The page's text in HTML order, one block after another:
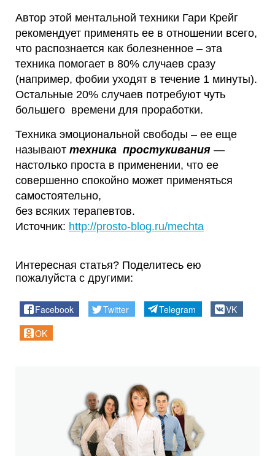
Автор этой ментальной техники Гари Крейг
рекомендует применять ее в отношении всего,
что распознается как болезненное – эта
техника помогает в 80% случаев сразу
(например, фобии уходят в течение 1 минуты).
Остальные 20% случаев потребуют чуть
большего времени для проработки.
Техника эмоциональной свободы – ее еще
называют техника простукивания —
настолько проста в применении, что ее
совершенно спокойно может применяться
самостоятельно,
без всяких терапевтов.
Источник: http://prosto-blog.ru/mechta
Интересная статья? Поделитесь ею
пожалуйста с другими:
Facebook Twitter Telegram
VK
OK